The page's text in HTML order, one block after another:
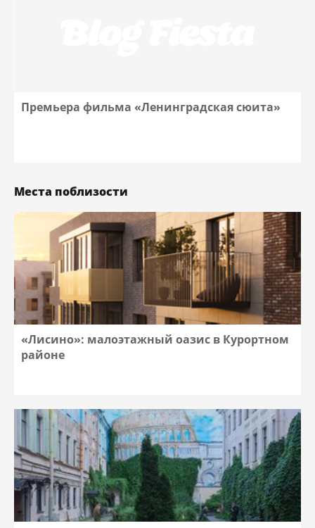
Премьера фильма «Ленинградская сюита»
Места поблизости
«Лисино»: малоэтажный оазис в Курортном
районе